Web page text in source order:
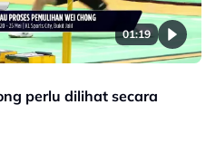
01:19
perlu dilihat secara